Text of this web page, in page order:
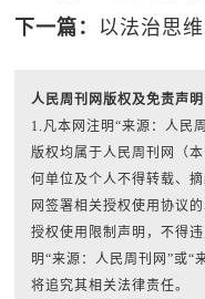
下一篇： 以法治思
人民周刊网版权及免责声明
1.凡本网注明“来源：人民
版权均属于人民周刊网（
何单位及个人不得转载、
网签署相关授权使用协议
授权使用限制声明，不得
明“来源：人民周刊网”或“
将追究其相关法律责任。